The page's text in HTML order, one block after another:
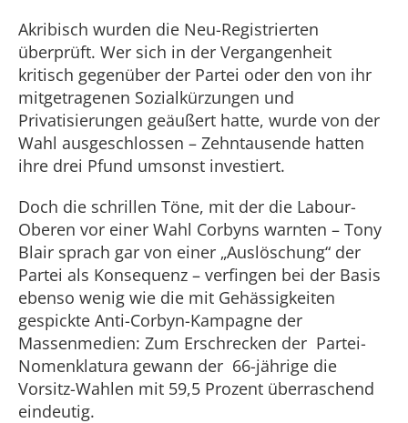
Akribisch wurden die Neu-Registrierten
überprüft. Wer sich in der Vergangenheit
kritisch gegenüber der Partei oder den von ihr
mitgetragenen Sozialkürzungen und
Privatisierungen geäußert hatte, wurde von der
Wahl ausgeschlossen – Zehntausende hatten
ihre drei Pfund umsonst investiert.
Doch die schrillen Töne, mit der die Labour-
Oberen vor einer Wahl Corbyns warnten – Tony
Blair sprach gar von einer „Auslöschung“ der
Partei als Konsequenz – verfingen bei der Basis
ebenso wenig wie die mit Gehässigkeiten
gespickte Anti-Corbyn-Kampagne der
Massenmedien: Zum Erschrecken der Partei-
Nomenklatura gewann der 66-jährige die
Vorsitz-Wahlen mit 59,5 Prozent überraschend
eindeutig.